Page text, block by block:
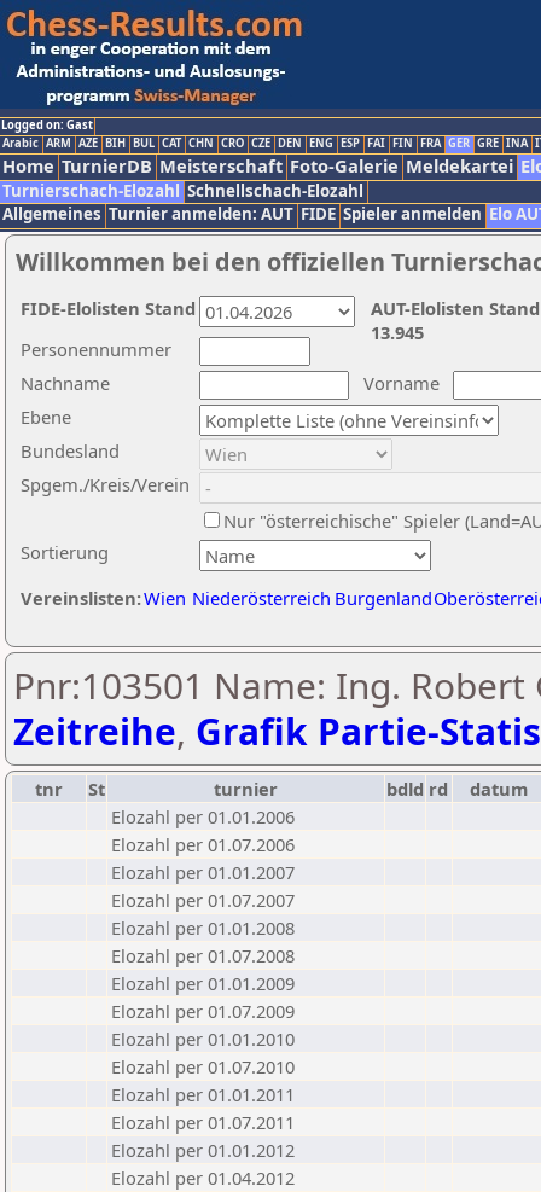
Logged on: Gast
Arabic ARM AZE BIH BUL CAT CHN CRO CZE DEN ENG ESP FAI FIN FRA GER GRE INA
Home TurnierDB Meisterschaft Foto-Galerie Meldekartei
Turnierschach-Elozahl Schnellschach-Elozahl
Allgemeines Turnier anmelden: AUT FIDE Spieler anmelden Elo
Willkommen bei den offiziellen
Nachname
Vorname
Ebene
Sortierung
Personennummer
Bundesland
Spgem./Kreis/Verein
Nur "österreichische" Spieler
Vereinslisten:Wien Niederösterreich Burgenland
AUT-Elolisten
13.945
FIDE-Elolisten Stand
Pnr:103501 Name: Ing.
Zeitreihe, Grafik Partie-
tnr St turnier bdld rd
datum
Elozahl per 01.01.2006
Elozahl per 01.07.2006
Elozahl per 01.01.2007
Elozahl per 01.07.2007
Elozahl per 01.01.2008
Elozahl per 01.07.2008
Elozahl per 01.01.2009
Elozahl per 01.07.2009
Elozahl per 01.01.2010
Elozahl per 01.07.2010
Elozahl per 01.01.2011
Elozahl per 01.07.2011
Elozahl per 01.01.2012
Elozahl per 01.04.2012